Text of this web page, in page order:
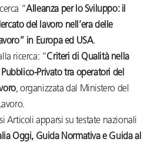
“Alleanza per lo Sviluppo: il
del lavoro nell’era delle
in Europa ed USA.
ricerca: “Criteri di Qualità nella
Privato tra operatori del
, organizzata dal Ministero del
Articoli apparsi su testate nazionali
Oggi, Guida Normativa e Guida al